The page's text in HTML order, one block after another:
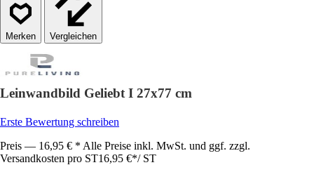
Vergleichen
Leinwandbild Geliebt I 27x77 cm
Erste Bewertung schreiben
Preis — 16,95 € * Alle Preise inkl. MwSt. und ggf. zzgl.
Versandkosten pro ST16,95 €*/ ST